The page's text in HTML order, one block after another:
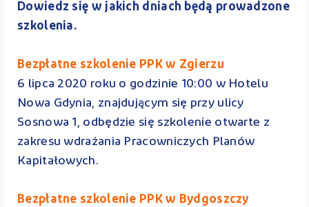
Dowiedz się w jakich dniach będą prowadzone
szkolenia.
Bezpłatne szkolenie PPK w Zgierzu
6 lipca 2020 roku o godzinie 10:00 w Hotelu
Nowa Gdynia, znajdującym się przy ulicy
Sosnowa 1, odbędzie się szkolenie otwarte z
zakresu wdrażania Pracowniczych Planów
Kapitałowych.
Bezpłatne szkolenie PPK w Bydgoszczy